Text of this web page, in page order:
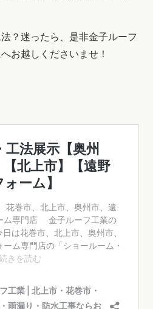
？迷ったら、是非金子ルーフ
お越しくださいませ！